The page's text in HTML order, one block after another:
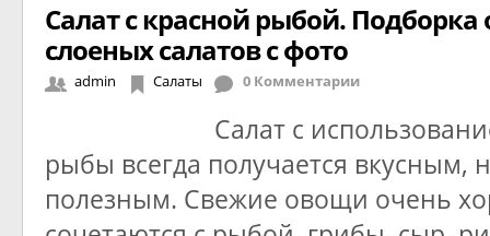
Салат с красной рыбой. Подборка
слоеных салатов с фото
admin Салаты 0 Комментарии
Салат с
рыбы всегда получается
полезным. Свежие овощи очень